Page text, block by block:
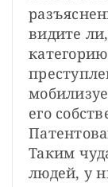
видите
его
Таким
людей, у